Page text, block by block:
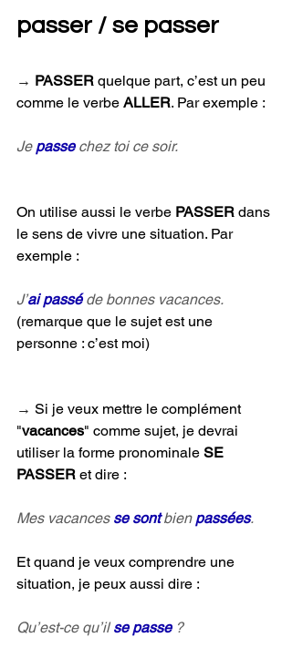
passer / se passer
→ PASSER quelque part, c’est un peu
comme le verbe ALLER. Par exemple :
Je passe chez toi ce soir.
On utilise aussi le verbe PASSER dans
le sens de vivre une situation. Par
exemple :
J’ai passé de bonnes vacances.
(remarque que le sujet est une
personne : c’est moi)
→ Si je veux mettre le complément
"vacances" comme sujet, je devrai
utiliser la forme pronominale SE
PASSER et dire :
Mes vacances se sont bien passées.
Et quand je veux comprendre une
situation, je peux aussi dire :
Qu’est-ce qu’il se passe ?